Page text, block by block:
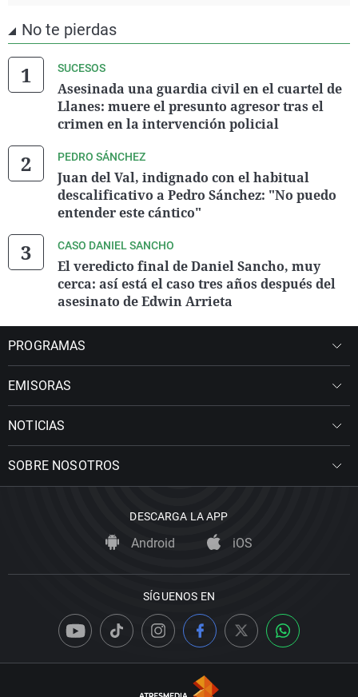
No te pierdas
SUCESOS
Asesinada una guardia civil en el cuartel de
Llanes: muere el presunto agresor tras el
crimen en la intervención policial
PEDRO SÁNCHEZ
Juan del Val, indignado con el habitual
descalificativo a Pedro Sánchez: "No puedo
entender este cántico"
CASO DANIEL SANCHO
El veredicto final de Daniel Sancho, muy
cerca: así está el caso tres años después del
asesinato de Edwin Arrieta
PROGRAMAS
EMISORAS
NOTICIAS
SOBRE NOSOTROS
DESCARGA LA APP
Android iOS
SÍGUENOS EN